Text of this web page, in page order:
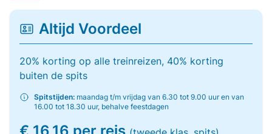
Altijd Voordeel
20% korting op alle treinreizen, 40% korting
buiten de spits
Spitstijden: maandag t/m vrijdag van 6.30 tot 9.00 uur en van
16.00 tot 18.30 uur, behalve feestdagen